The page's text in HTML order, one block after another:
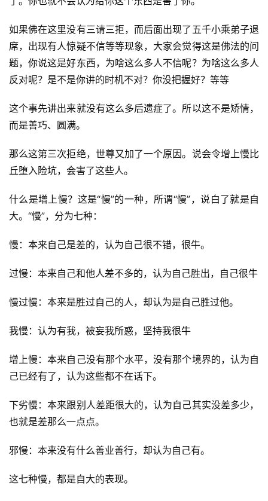
如果佛在这里没有三请三拒，而后面出现了五千小乘弟子退
席，出现有人惊疑不信等等现象，大家会觉得这是佛法的问
题，你说这是好东西，为啥这么多人不信呢？为啥这么多人
反对呢？是不是你讲的时机不对？你没把握好？等等
这个事先讲出来就没有这么多后遗症了。所以这不是矫情，
而是善巧、圆满。
那么这第三次拒绝，世尊又加了一个原因。说会令增上慢比
丘堕入险坑，会害了这些人。
什么是增上慢？这是“慢”的一种，所谓“慢”，说白了就是自
大。“慢”，分为七种：
慢：本来自己是差的，认为自己很不错，很牛。
过慢：本来自己和他人差不多的，认为自己胜出，自己很牛
慢过慢：本来是胜过自己的人，却认为是自己胜过他。
我慢：认为有我，被妄我所惑，坚持我很牛
增上慢：本来自己没有那个水平，没有那个境界的，认为自
己已经有了，认为这些都不在话下。
下劣慢：本来跟别人差距很大的，认为自己其实没差多少，
也就是差那么一点点。
邪慢：本来没有什么善业善行，却认为自己有。
这七种慢，都是自大的表现。